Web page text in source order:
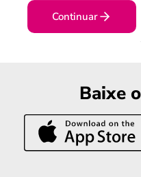
Continuar
Baixe